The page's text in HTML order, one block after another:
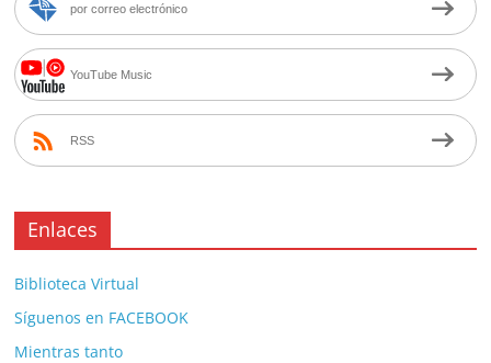
por correo electrónico
YouTube Music
RSS
Enlaces
Biblioteca Virtual
Síguenos en FACEBOOK
Mientras tanto